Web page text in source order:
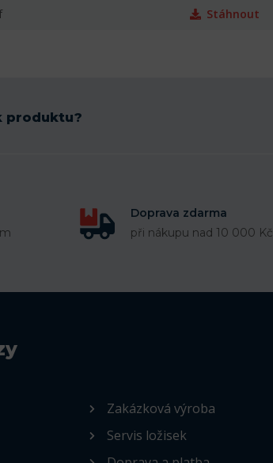
Stáhnout
produktu?
Doprava zdarma
při nákupu nad 10 000 Kč
Zakázková výroba
Servis ložisek